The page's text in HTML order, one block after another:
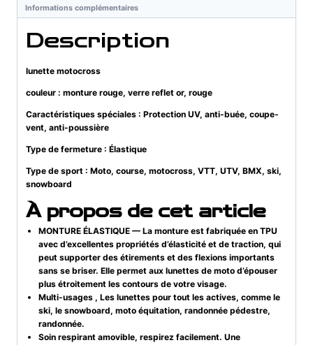
Informations complémentaires
Description
lunette motocross
couleur : monture rouge, verre reflet or, rouge
Caractéristiques spéciales : Protection UV, anti-buée, coupe-
vent, anti-poussière
Type de fermeture : Élastique
Type de sport : Moto, course, motocross, VTT, UTV, BMX, ski,
snowboard
À propos de cet article
MONTURE ÉLASTIQUE — La monture est fabriquée en TPU
avec d’excellentes propriétés d’élasticité et de traction, qui
peut supporter des étirements et des flexions importants
sans se briser. Elle permet aux lunettes de moto d’épouser
plus étroitement les contours de votre visage.
Multi-usages , Les lunettes pour tout les actives, comme le
ski, le snowboard, moto équitation, randonnée pédestre,
randonnée.
Soin respirant amovible, respirez facilement. Une